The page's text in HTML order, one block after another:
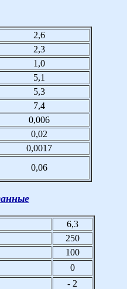
2,6
2,3
1,0
5,1
5,3
7,4
0,006
0,02
0,0017
0,06
6,3
250
100
0
- 2